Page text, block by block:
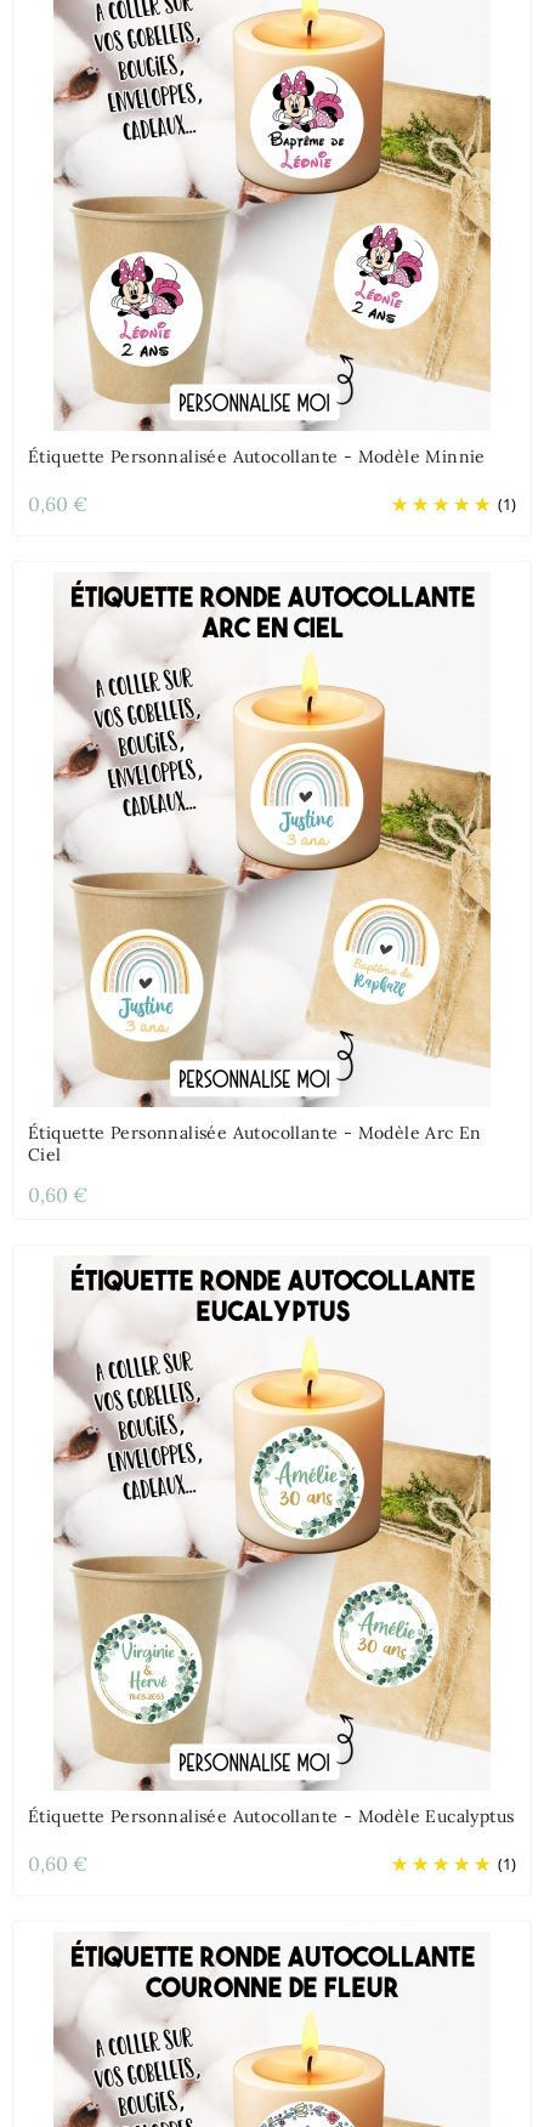
Étiquette Personnalisée Autocollante - Modèle Minnie
(1)
0,60 €
Étiquette Personnalisée Autocollante - Modèle Arc En
Ciel
0,60 €
Étiquette Personnalisée Autocollante - Modèle Eucalyptus
(1)
0,60 €